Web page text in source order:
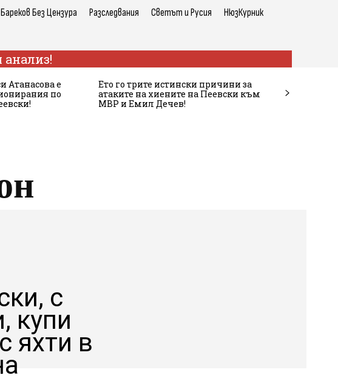
Бареков Без Цензура Разследвания Светът и Русия НюзКурник
Атанасова е
по
Ето го трите истински причини за
атаките на хиените на Пеевски към
МВР и Емил Дечев!
с
купи
яхти в